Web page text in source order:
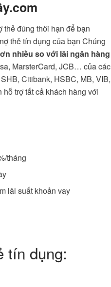
thẻ đúng thời hạn để bạn
thẻ tín dụng của bạn Chúng
nhiều so với lãi ngân hàng
MarsterCard, JCB… của các
Citibank, HSBC, MB, VIB,
trợ tất cả khách hàng với
tháng
lãi suất khoản vay
tín dụng: